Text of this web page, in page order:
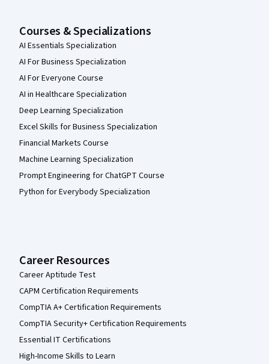
Courses & Specializations
AI Essentials Specialization
AI For Business Specialization
AI For Everyone Course
AI in Healthcare Specialization
Deep Learning Specialization
Excel Skills for Business Specialization
Financial Markets Course
Machine Learning Specialization
Prompt Engineering for ChatGPT Course
Python for Everybody Specialization
Career Resources
Career Aptitude Test
CAPM Certification Requirements
CompTIA A+ Certification Requirements
CompTIA Security+ Certification Requirements
Essential IT Certifications
High-Income Skills to Learn